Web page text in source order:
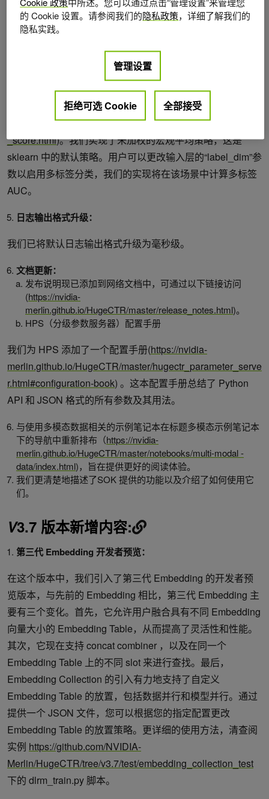
#hdfs-support)
以前版本的 HugeCTR 仅针对二进制分类的情况计算 AUC。
在这个版本中，我们支持多标签分类的 AUC。我们使用
sklearn 的 AUC 实现作为参考(https://scikit-
learn.org/stable/modules/generated/sklearn.metrics.roc_auc
_score.html)。我们实现了未加权的宏观平均策略，这是
sklearn 中的默认策略。用户可以更改输入层的“label_dim”参
数以启用多标签分类，我们的实现将在该场景中计算多标签
AUC。
日志输出格式升级：
我们已将默认日志输出格式升级为毫秒级。
文档更新：
发布说明现已添加到网络文档中，可通过以下链接访问
(https://nvidia-
merlin.github.io/HugeCTR/master/release_notes.html)。
HPS（分级参数服务器）配置手册
我们为 HPS 添加了一个配置手册(https://nvidia-
merlin.github.io/HugeCTR/master/hugectr_parameter_serve
r.html#configuration-book) 。这本配置手册总结了 Python
API 和 JSON 格式的所有参数及其用法。
与使用多模态数据相关的示例笔记本在标题多模态示例笔记本
下的导航中重新排布（https://nvidia-
merlin.github.io/HugeCTR/master/notebooks/multi-modal -
data/index.html)，旨在提供更好的阅读体验。
我们更清楚地描述了SOK 提供的功能以及介绍了如何使用它
们。
V3.7 版本新增内容:
第三代 Embedding 开发者预览：
在这个版本中，我们引入了第三代 Embedding 的开发者预
览版本，与先前的 Embedding 相比，第三代 Embedding 主
要有三个变化。首先，它允许用户融合具有不同 Embedding
向量大小的 Embedding Table，从而提高了灵活性和性能。
其次，它现在支持 concat combiner ，以及在同一个
Embedding Table 上的不同 slot 来进行查找。最后，
Embedding Collection 的引入有力地支持了自定义
Embedding Table 的放置，包括数据并行和模型并行。通过
提供一个 JSON 文件，您可以根据您的指定配置更改
Embedding Table 的放置策略。更详细的使用方法，清查阅
实例 https://github.com/NVIDIA-
Merlin/HugeCTR/tree/v3.7/test/embedding_collection_test
下的 dlrm_train.py 脚本。
Cookie 政策中所述。您可以通过点击“管理设置”来管理您
的 Cookie 设置。请参阅我们的隐私政策，详细了解我们的
隐私实践。
管理设置
拒绝可选 Cookie 全部接受